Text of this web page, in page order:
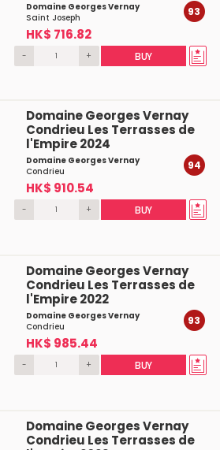
Domaine Georges Vernay
Saint Joseph
HK$ 716.82
93
- + BUY
Domaine Georges Vernay
Condrieu Les Terrasses de
l'Empire 2024
Domaine Georges Vernay
Condrieu
HK$ 910.54
94
- + BUY
Domaine Georges Vernay
Condrieu Les Terrasses de
l'Empire 2022
Domaine Georges Vernay
Condrieu
HK$ 985.44
93
- + BUY
Domaine Georges Vernay
Condrieu Les Terrasses de